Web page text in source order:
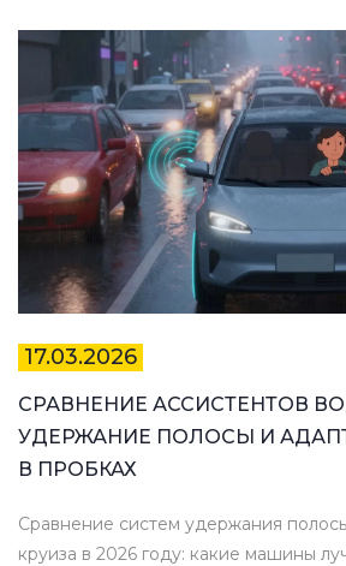
17.03.2026
СРАВНЕНИЕ АССИСТЕНТОВ
УДЕРЖАНИЕ ПОЛОСЫ И
В ПРОБКАХ
Сравнение систем удержания
круиза в 2026 году: какие машины